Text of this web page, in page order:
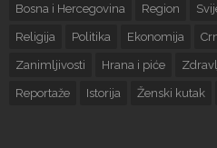
Bosna i Hercegovina Region
Religija Politika Ekonomija
Zanimljivosti Hrana i piće
Reportaže Istorija Ženski kutak